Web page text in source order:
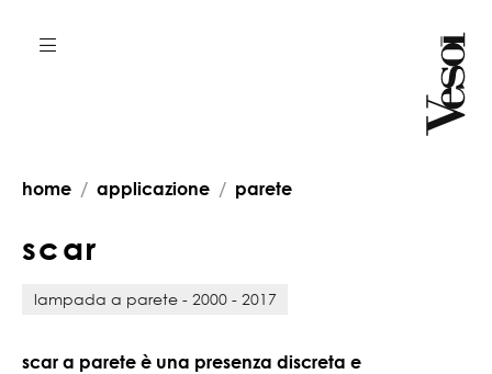
home applicazione parete
scar
lampada a parete - 2000 - 2017
scar a parete è una presenza discreta e